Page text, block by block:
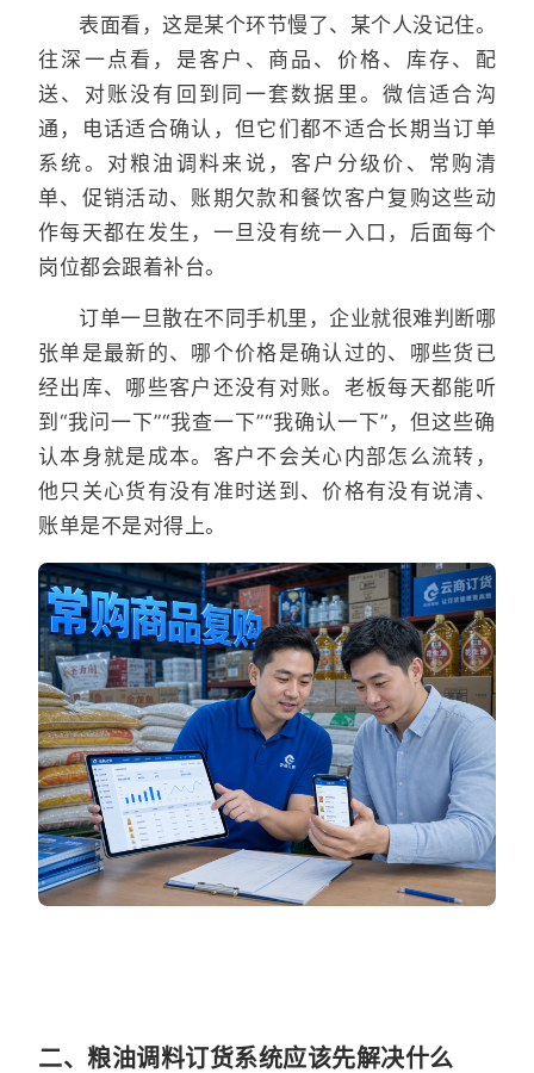
表面看，这是某个环节慢了、某个人没记住。
往深一点看，是客户、商品、价格、库存、配
送、对账没有回到同一套数据里。微信适合沟
通，电话适合确认，但它们都不适合长期当订单
系统。对粮油调料来说，客户分级价、常购清
单、促销活动、账期欠款和餐饮客户复购这些动
作每天都在发生，一旦没有统一入口，后面每个
岗位都会跟着补台。
订单一旦散在不同手机里，企业就很难判断哪
张单是最新的、哪个价格是确认过的、哪些货已
经出库、哪些客户还没有对账。老板每天都能听
到“我问一下”“我查一下”“我确认一下”，但这些确
认本身就是成本。客户不会关心内部怎么流转，
他只关心货有没有准时送到、价格有没有说清、
账单是不是对得上。
二、粮油调料订货系统应该先解决什么